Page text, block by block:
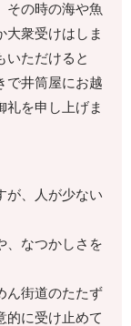
その時の海や魚
大衆受けはしま
いただけると
で井筒屋にお越
礼を申し上げま
が、人が少ない
、なつかしさを
ん街道のたたず
的に受け止めて